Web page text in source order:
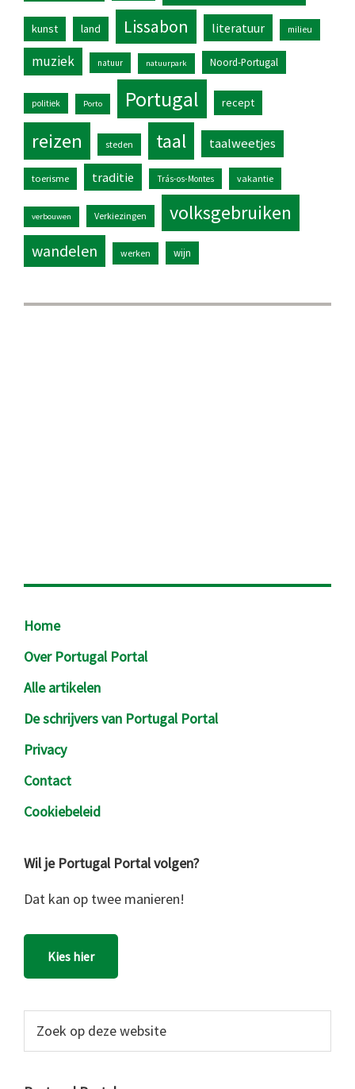
kunst land Lissabon literatuur milieu
muziek natuur natuurpark Noord-Portugal
politiek Porto Portugal recept
reizen steden taal taalweetjes
toerisme traditie Trás-os-Montes vakantie
verbouwen Verkiezingen volksgebruiken
wandelen werken wijn
Footer
Home
Over Portugal Portal
Alle artikelen
De schrijvers van Portugal Portal
Privacy
Contact
Cookiebeleid
Wil je Portugal Portal volgen?
Dat kan op twee manieren!
Kies hier